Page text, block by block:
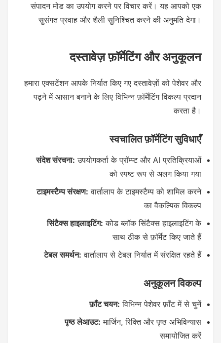
संपादन मोड का उपयोग करने पर विचार करें। यह आपको एक
सुसंगत प्रवाह और शैली सुनिश्चित करने की अनुमति देगा।
दस्तावेज़ फ़ॉर्मेटिंग और अनुकूलन
हमारा एक्सटेंशन आपके निर्यात किए गए दस्तावेज़ों को पेशेवर और
पढ़ने में आसान बनाने के लिए विभिन्न फ़ॉर्मेटिंग विकल्प प्रदान
करता है।
स्वचालित फ़ॉर्मेटिंग सुविधाएँ
संदेश संरचना: उपयोगकर्ता के प्रॉम्प्ट और AI प्रतिक्रियाओं
को स्पष्ट रूप से अलग किया गया
टाइमस्टैम्प संरक्षण: वार्तालाप के टाइमस्टैम्प को शामिल करने
का वैकल्पिक विकल्प
सिंटैक्स हाइलाइटिंग: कोड ब्लॉक सिंटैक्स हाइलाइटिंग के
साथ ठीक से फ़ॉर्मेट किए जाते हैं
टेबल समर्थन: वार्तालाप से टेबल निर्यात में संरक्षित रहते हैं
अनुकूलन विकल्प
फ़ॉंट चयन: विभिन्न पेशेवर फ़ॉंट में से चुनें
पृष्ठ लेआउट: मार्जिन, रिक्ति और पृष्ठ अभिविन्यास
समायोजित करें